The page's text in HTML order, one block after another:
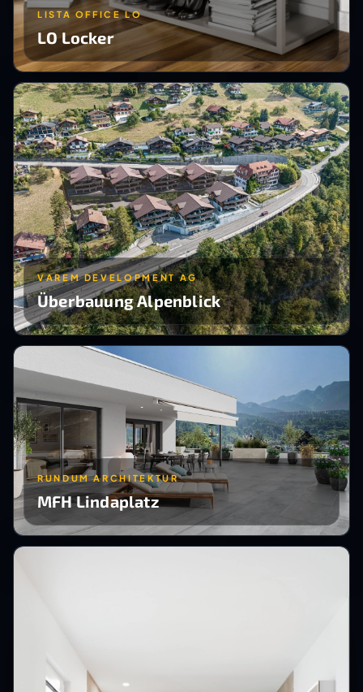
LISTA OFFICE LO
LO Locker
VAREM DEVELOPMENT AG
Überbauung Alpenblick
RUNDUM ARCHITEKTUR
MFH Lindaplatz